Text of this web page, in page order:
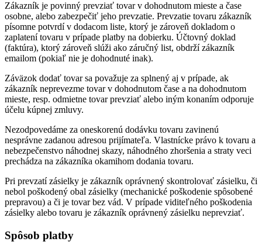
Zákazník je povinný prevziať tovar v dohodnutom mieste a čase
osobne, alebo zabezpečiť jeho prevzatie. Prevzatie tovaru zákazník
písomne potvrdí v dodacom liste, ktorý je zároveň dokladom o
zaplatení tovaru v prípade platby na dobierku. Účtovný doklad
(faktúra), ktorý zároveň slúži ako záručný list, obdrží zákazník
emailom (pokiaľ nie je dohodnuté inak).
Záväzok dodať tovar sa považuje za splnený aj v prípade, ak
zákazník neprevezme tovar v dohodnutom čase a na dohodnutom
mieste, resp. odmietne tovar prevziať alebo iným konaním odporuje
účelu kúpnej zmluvy.
Nezodpovedáme za oneskorenú dodávku tovaru zavinenú
nesprávne zadanou adresou prijímateľa. Vlastnícke právo k tovaru a
nebezpečenstvo náhodnej skazy, náhodného zhoršenia a straty veci
prechádza na zákazníka okamihom dodania tovaru.
Pri prevzatí zásielky je zákazník oprávnený skontrolovať zásielku, či
nebol poškodený obal zásielky (mechanické poškodenie spôsobené
prepravou) a či je tovar bez vád. V prípade viditeľného poškodenia
zásielky alebo tovaru je zákazník oprávnený zásielku neprevziať.
Spôsob platby